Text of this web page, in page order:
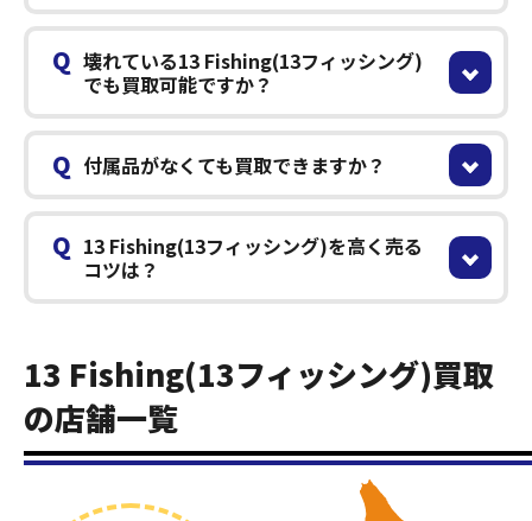
Q 壊れている13 Fishing(13フィッシング)
でも買取可能ですか？
Q 付属品がなくても買取できますか？
Q 13 Fishing(13フィッシング)を高く売る
コツは？
13 Fishing(13フィッシング)買取
の店舗一覧